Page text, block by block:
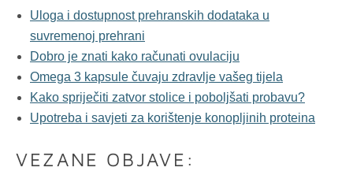
Uloga i dostupnost prehranskih dodataka u
suvremenoj prehrani
Dobro je znati kako računati ovulaciju
Omega 3 kapsule čuvaju zdravlje vašeg tijela
Kako spriječiti zatvor stolice i poboljšati probavu?
Upotreba i savjeti za korištenje konopljinih proteina
VEZANE OBJAVE: